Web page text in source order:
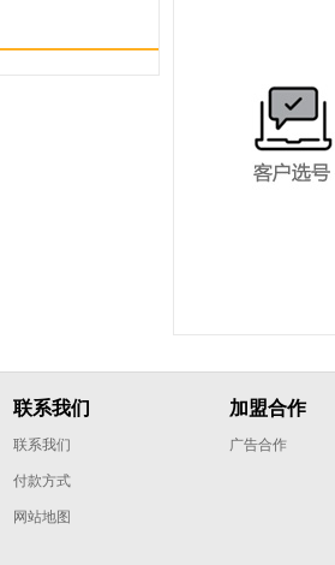
联系我们
联系我们
付款方式
网站地图
加盟合作
广告合作